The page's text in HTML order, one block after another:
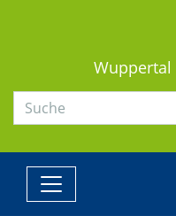
Wuppertal